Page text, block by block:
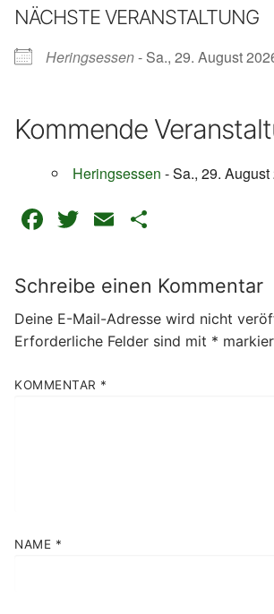
NÄCHSTE VERANSTALTUNG
Heringsessen- Sa., 29. August
Kommende
Heringsessen - Sa., 29.
Facebook
Twitter
Email
Schreibe einen Kommentar
Deine E-Mail-Adresse wird nicht
Erforderliche Felder sind mit *
KOMMENTAR *
NAME *